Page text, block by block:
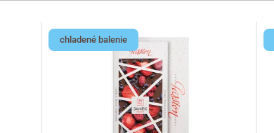
chladené balenie